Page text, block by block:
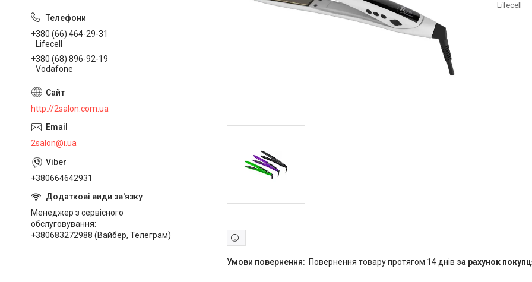
Lifecell
повернення товару протягом 14 днів за рахунок
+380 (66) 464-29-31
Lifecell
+380 (68) 896-92-19
Vodafone
http://2salon.com.ua
2salon@i.ua
+380664642931
Менеджер з сервісного
обслуговування
+380683272988 (Вайбер, Телеграм)